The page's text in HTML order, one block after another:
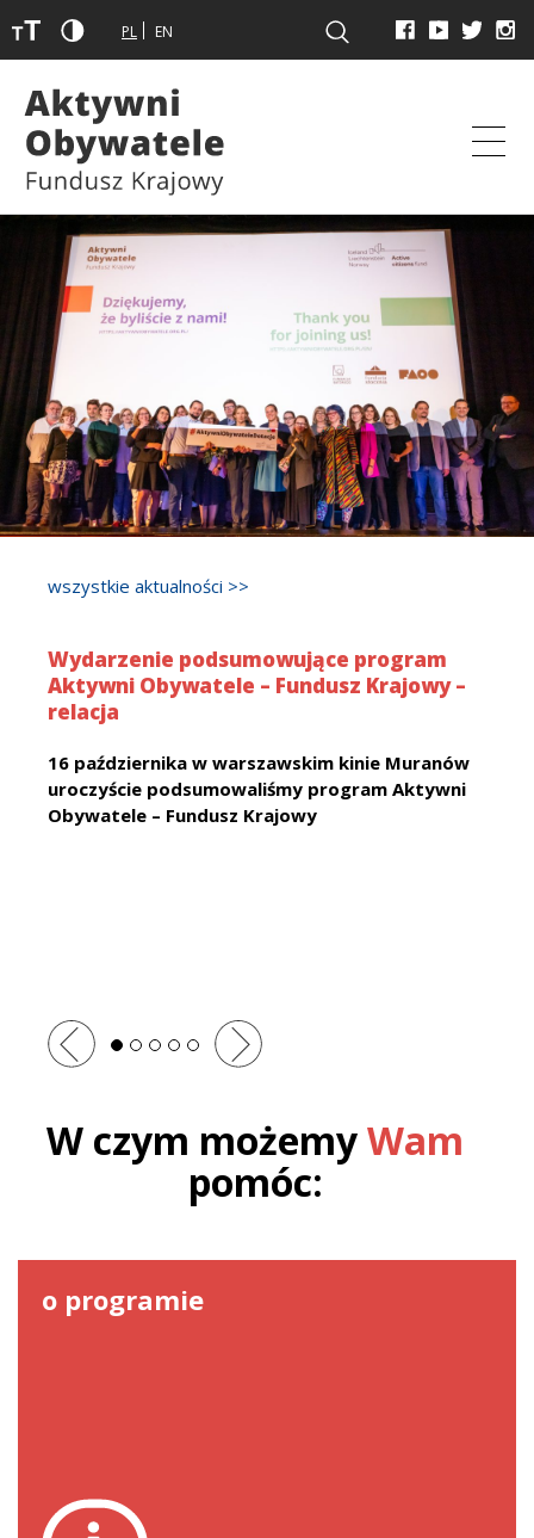
PL EN
wszystkie aktualności >>
Wydarzenie podsumowujące program
Aktywni Obywatele – Fundusz Krajowy –
relacja
16 października w warszawskim kinie Muranów
uroczyście podsumowaliśmy program Aktywni
Obywatele – Fundusz Krajowy
W czym możemyWam
pomóc:
o programie